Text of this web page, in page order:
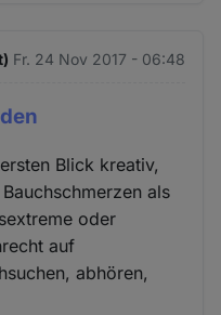
Fr. 24 Nov 2017 - 06:48
Blick kreativ,
als
oder
auf
abhören,